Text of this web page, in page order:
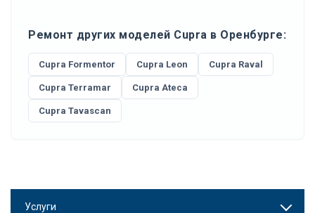
Ремонт других моделей Cupra в Оренбурге:
Cupra Formentor Cupra Leon Cupra Raval
Cupra Terramar Cupra Ateca
Cupra Tavascan
Услуги